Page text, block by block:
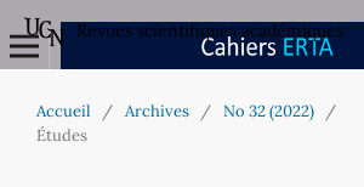
Revues scientifiques académiques
Accueil / Archives / No 32 (2022)
/
Études